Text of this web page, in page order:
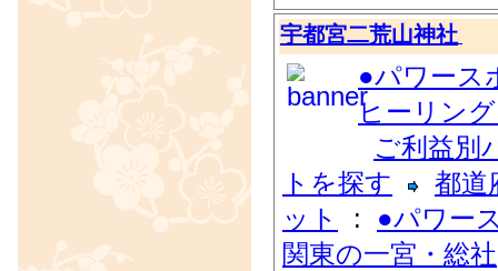
宇都宮二荒山神社
●パワース
ヒーリン
ご利益別
トを探す
都道
ット
: ●パワー
関東の一宮・総社